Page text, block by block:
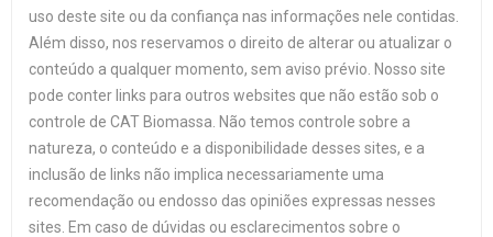
uso deste site ou da confiança nas informações nele contidas.
Além disso, nos reservamos o direito de alterar ou atualizar o
conteúdo a qualquer momento, sem aviso prévio. Nosso site
pode conter links para outros websites que não estão sob o
controle de CAT Biomassa. Não temos controle sobre a
natureza, o conteúdo e a disponibilidade desses sites, e a
inclusão de links não implica necessariamente uma
recomendação ou endosso das opiniões expressas nesses
sites. Em caso de dúvidas ou esclarecimentos sobre o